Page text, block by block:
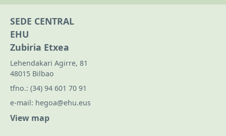
SEDE CENTRAL
EHU
Zubiria Etxea
Lehendakari Agirre, 81
48015 Bilbao
tfno.: (34) 94 601 70 91
e-mail: hegoa@ehu.eus
View map